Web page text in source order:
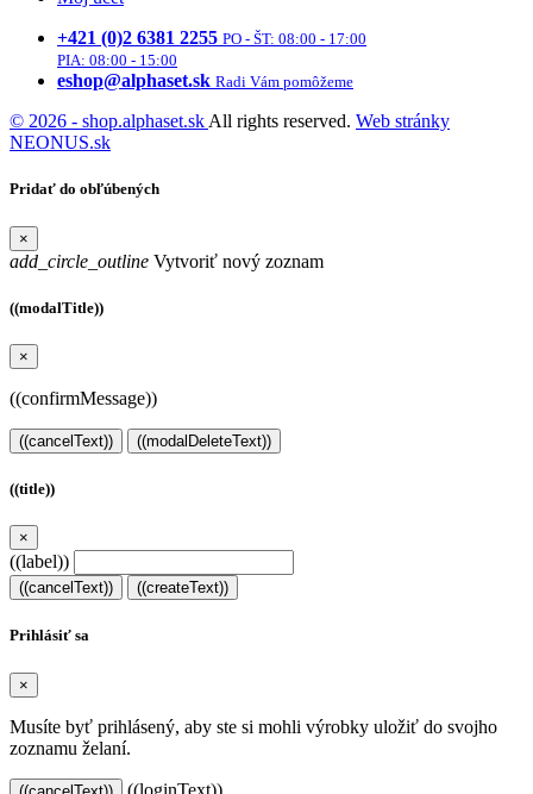
+421 (0)2 6381 2255 PO - ŠT: 08:00 - 17:00
PIA: 08:00 - 15:00
eshop@alphaset.sk Radi Vám pomôžeme
© 2026 - shop.alphaset.sk All rights reserved. Web stránky
NEONUS.sk
Pridať do obľúbených
×
add_circle_outline Vytvoriť nový zoznam
((modalTitle))
×
((confirmMessage))
((cancelText)) ((modalDeleteText))
((title))
×
((label))
((cancelText)) ((createText))
Prihlásiť sa
×
Musíte byť prihlásený, aby ste si mohli výrobky uložiť do svojho
zoznamu želaní.
((loginText))